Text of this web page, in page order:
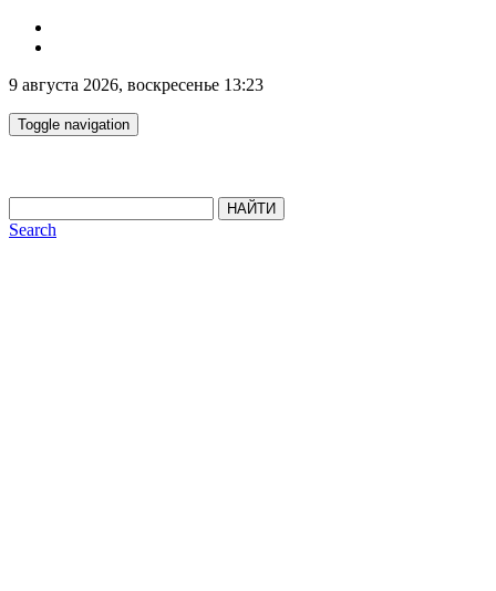
9 августа 2026, воскресенье 13:23
Toggle navigation
НАЙТИ
Search